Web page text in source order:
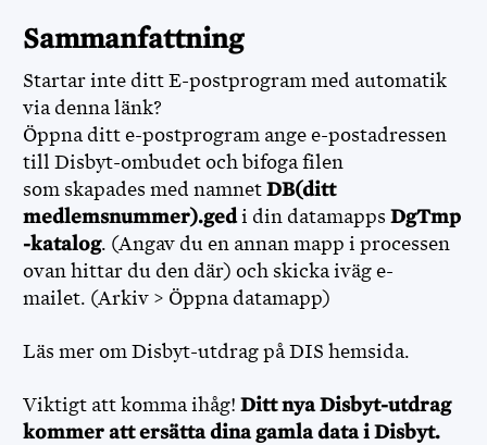
Sammanfattning
Startar inte ditt E-postprogram med automatik
via denna länk?
Öppna ditt e-postprogram ange e-postadressen
till Disbyt-ombudet och bifoga filen
som skapades med namnet DB(ditt
medlemsnummer).gedi din datamapps DgTmp
-katalog. (Angav du en annan mapp i processen
ovan hittar du den där) och skicka iväg e-
mailet. (Arkiv > Öppna datamapp)
Läs mer om Disbyt-utdrag på DIS hemsida.
Viktigt att komma ihåg! Ditt nya Disbyt-utdrag
kommer att ersätta dina gamla data i Disbyt.